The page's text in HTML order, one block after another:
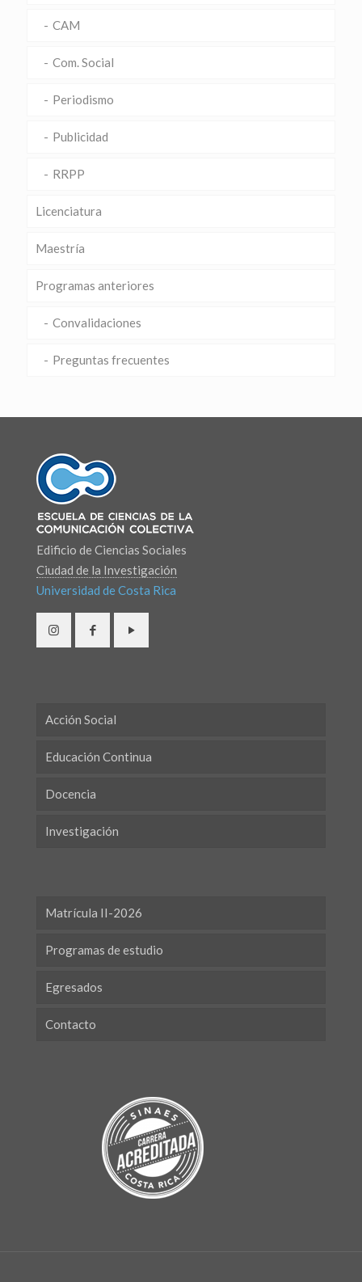
CAM
Com. Social
Periodismo
Publicidad
RRPP
Licenciatura
Maestría
Programas anteriores
Convalidaciones
Preguntas frecuentes
Edificio de Ciencias Sociales
Ciudad de la Investigación
Universidad de Costa Rica
Acción Social
Educación Continua
Docencia
Investigación
Matrícula II-2026
Programas de estudio
Egresados
Contacto